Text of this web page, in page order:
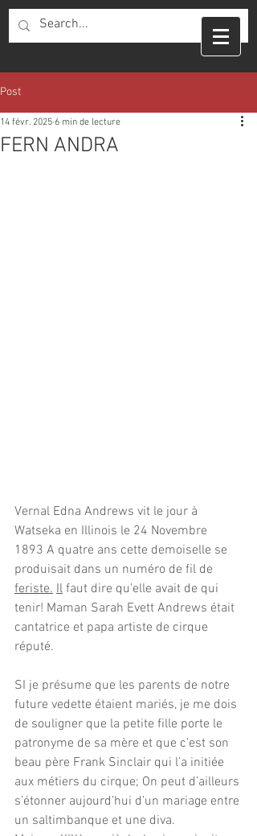
Post
FERN ANDRA
14 févr. 2025 6 min de lecture
Vernal Edna Andrews vit le jour à
Watseka en Illinois le 24 Novembre
1893 A quatre ans cette demoiselle se
produisait dans un numéro de fil de
feriste. Il faut dire qu’elle avait de qui
tenir! Maman Sarah Evett Andrews était
cantatrice et papa artiste de cirque
réputé.
SI je présume que les parents de notre
future vedette étaient mariés, je me dois
de souligner que la petite fille porte le
patronyme de sa mère et que c’est son
beau père Frank Sinclair qui l’a initiée
aux métiers du cirque; On peut d’ailleurs
s’étonner aujourd’hui d’un mariage entre
un saltimbanque et une diva.